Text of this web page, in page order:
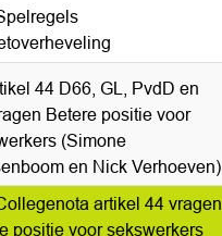
44 D66, GL, PvdD en
Betere positie voor
(Simone
en Nick Verhoeven)
artikel 44 vragen
positie voor sekswerkers